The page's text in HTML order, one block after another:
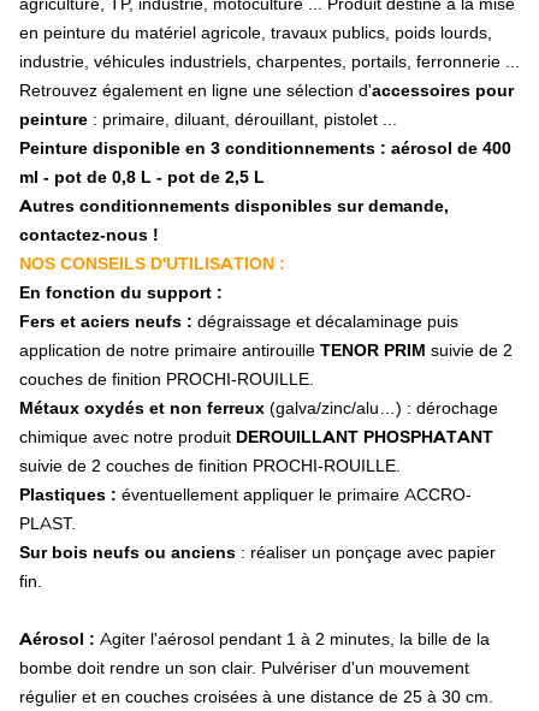
Divers distributeur
Épandeur à fumier
Enrubanneuse
Faucheuse
Couteau de faucheuse
Porte couteau et boulonnerie
Assiette
Patin d'usure
Tambour
Pièces technique
Faneuse
Dent, griffe de faneuse
Fixation et accessoire faneuse
Gyrobroyeur
Boulonnerie et accessoire
Mélangeuse
Moissonneuse-batteuse
Sections
Doigts double
Rabatteurs
Doigts escamotables
Couteau épanouilleur
Couteau de broyeur
Chaine cueilleuse
en peinture du matériel agricole, travaux publics, poids lourds,
industrie, véhicules industriels, charpentes, portails, ferronnerie ...
Retrouvez également en ligne une sélection d'accessoires pour
peinture : primaire, diluant, dérouillant, pistolet ...
Peinture disponible en 3 conditionnements : aérosol de 400
ml - pot de 0,8 L - pot de 2,5 L
Autres conditionnements disponibles sur demande,
contactez-nous !
NOS CONSEILS D'UTILISATION :
En fonction du support :
Fers et aciers neufs : dégraissage et décalaminage puis
application de notre primaire antirouille TENOR PRIM suivie de 2
couches de finition PROCHI-ROUILLE.
Métaux oxydés et non ferreux (galva/zinc/alu…) : dérochage
chimique avec notre produit DEROUILLANT PHOSPHATANT
suivie de 2 couches de finition PROCHI-ROUILLE.
Plastiques : éventuellement appliquer le primaire ACCRO-
PLAST.
Sur bois neufs ou anciens : réaliser un ponçage avec papier
fin.
Aérosol : Agiter l'aérosol pendant 1 à 2 minutes, la bille de la
bombe doit rendre un son clair. Pulvériser d'un mouvement
régulier et en couches croisées à une distance de 25 à 30 cm.